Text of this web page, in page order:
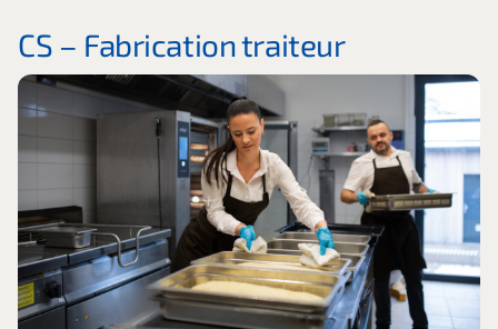
CS – Fabrication traiteur